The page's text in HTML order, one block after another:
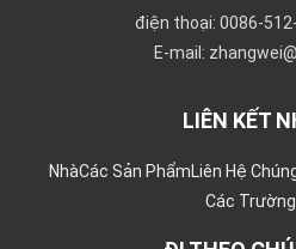
điện thoại: 0086-
E-mail:
LIÊN KẾT
NhàCác Sản PhẩmLiên Hệ
Các